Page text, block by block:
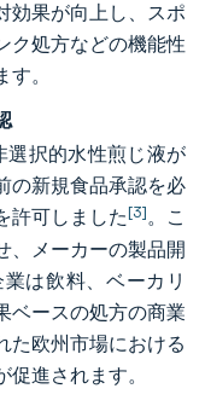
効果が向上し、スポ
ク処方などの機能性
。
選択的水性煎じ液が
の新規食品承認を必
許可しました[3]。こ
、メーカーの製品開
は飲料、ベーカリ
ベースの処方の商業
た欧州市場における
進されます。